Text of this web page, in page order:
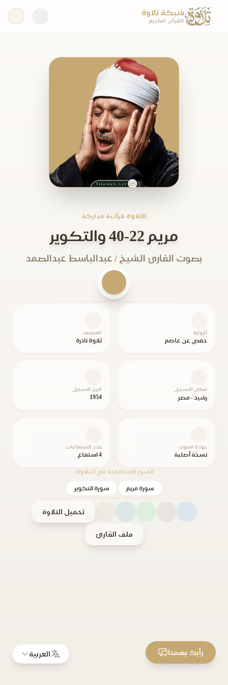
شبكة تلاوة
للقرآن الكريم
تلاوة قرآنية مباركة
مريم 22-40 والتكوير
بصوت القارئ الشيخ / عبدالباسط عبدالصمد
الرواية
حفص عن عاصم
المصحف
تلاوة نادرة
مكان التسجيل
رشيد - مصر
تاريخ التسجيل
1954
جودة الصوت
نسخة أصلية
عدد الاستماعات
4 استماع
السور المتضمنة في التلاوة:
سورة مريم سورة التكوير
تحميل التلاوة
ملف القارئ
العربية رأيك يهمنا